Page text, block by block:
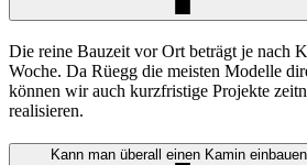
Die reine Bauzeit vor Ort beträgt je nach
Woche. Da Rüegg die meisten Modelle
können wir auch kurzfristige Projekte
realisieren.
Kann man überall einen Kamin